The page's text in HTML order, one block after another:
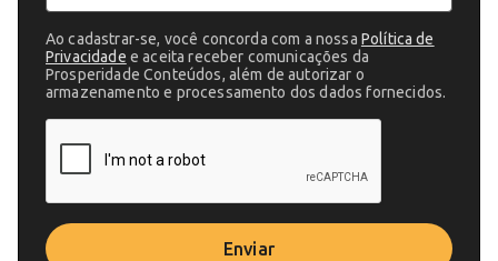
Ao cadastrar-se, você concorda com a nossa Política de
Privacidade e aceita receber comunicações da
Prosperidade Conteúdos, além de autorizar o
armazenamento e processamento dos dados fornecidos.
Enviar